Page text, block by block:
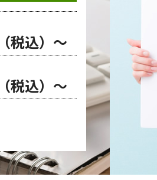
（税込）～
（税込）～